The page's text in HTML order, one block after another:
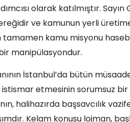
olarak katılmıştır.
ve kamunun yerli
tamamen kamu misyonu
manipülasyondur.
İstanbul’da bütün
istismar etmesinin sorumsuz
halihazırda başsavcılık
Kelam konusu lojman,